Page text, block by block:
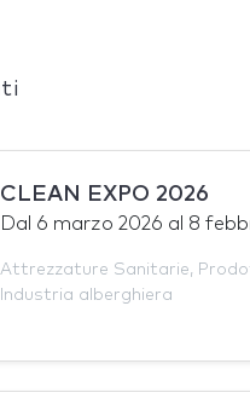
CLEAN EXPO 2026
Dal 6 marzo 2026 al 8
Attrezzature Sanitarie,
Industria alberghiera